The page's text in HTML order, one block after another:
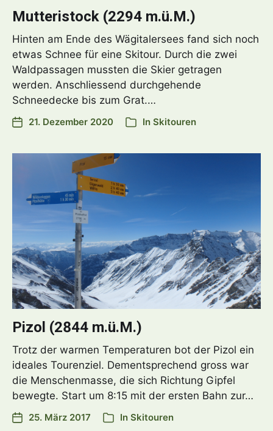
Mutteristock (2294 m.ü.M.)
Hinten am Ende des Wägitalersees fand sich noch
etwas Schnee für eine Skitour. Durch die zwei
Waldpassagen mussten die Skier getragen
werden. Anschliessend durchgehende
Schneedecke bis zum Grat.…
21. Dezember 2020 In Skitouren
Pizol (2844 m.ü.M.)
Trotz der warmen Temperaturen bot der Pizol ein
ideales Tourenziel. Dementsprechend gross war
die Menschenmasse, die sich Richtung Gipfel
bewegte. Start um 8:15 mit der ersten Bahn zur…
25. März 2017 In Skitouren